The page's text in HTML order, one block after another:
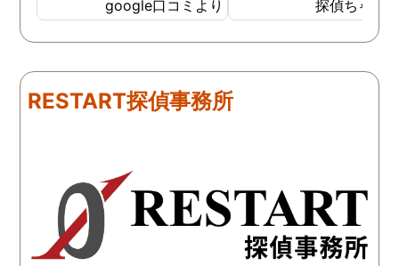
で、難しいかなと思ってい
たのですが、見事に探して
ました。うれしくてお互い
に涙の再会でした。 対応し
玉総合情報事務所さんに依
頼させていただき本当に良
かったです。
google口コミより
不倫の証拠集めを依頼し
くれました。探偵事務所
にも関わらず、相談員の
明な点が全くないほどし
かりと説明をしてくれま
た。調査では夫が不倫相
の自宅に頻繁に訪れる様
探偵ちゃん
RESTART探偵事務所